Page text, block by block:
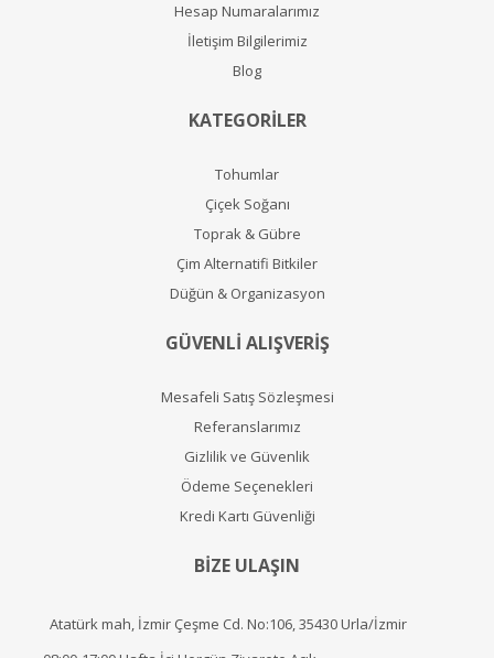
Hesap Numaralarımız
İletişim Bilgilerimiz
Blog
KATEGORİLER
Tohumlar
Çiçek Soğanı
Toprak & Gübre
Çim Alternatifi Bitkiler
Düğün & Organizasyon
GÜVENLİ ALIŞVERİŞ
Mesafeli Satış Sözleşmesi
Referanslarımız
Gizlilik ve Güvenlik
Ödeme Seçenekleri
Kredi Kartı Güvenliği
BİZE ULAŞIN
Atatürk mah, İzmir Çeşme Cd. No:106, 35430 Urla/İzmir